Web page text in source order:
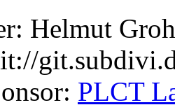
Helmut
PLCT